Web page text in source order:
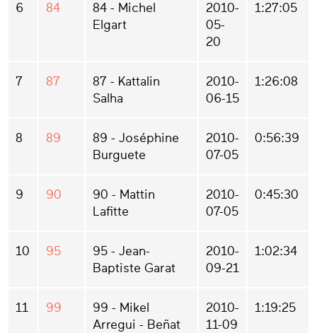
6 84
84 - Michel
Elgart
2010-
05-
20
1:27:05
7 87
87 - Kattalin
Salha
2010-
06-15
1:26:08
8 89
89 - Joséphine
Burguete
2010-
07-05
0:56:39
9 90
90 - Mattin
Lafitte
2010-
07-05
0:45:30
10 95
95 - Jean-
Baptiste Garat
2010-
09-21
1:02:34
11 99
99 - Mikel
Arregui - Beñat
2010-
11-09
1:19:25